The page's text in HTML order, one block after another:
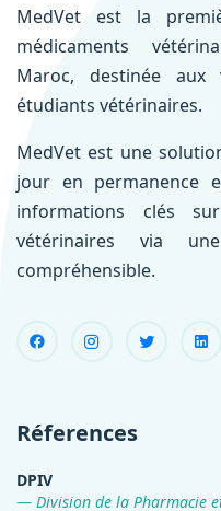
MedVet est la
médicaments
Maroc, destinée aux
étudiants vétérinaires.
MedVet est une
jour en permanence
informations clés
vétérinaires via
compréhensible.
Réferences
DPIV
Division de la Pharmacie